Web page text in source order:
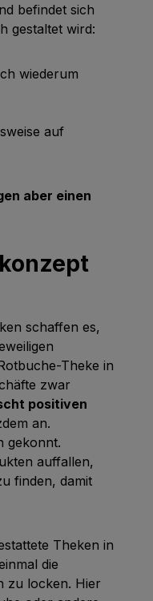
befindet sich
gestaltet wird:
wiederum
auf
aber einen
schaffen es,
Theke in
zwar
positiven
an.
gekonnt.
auffallen,
finden, damit
Theken in
die
zu locken. Hier